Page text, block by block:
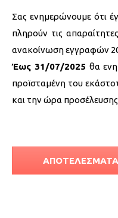
Σας ενημερώνουμε ότι
πληρούν τις
ανακοίνωση εγγραφών
Έως 31/07/2025 θα
προϊσταμένη του
και την ώρα